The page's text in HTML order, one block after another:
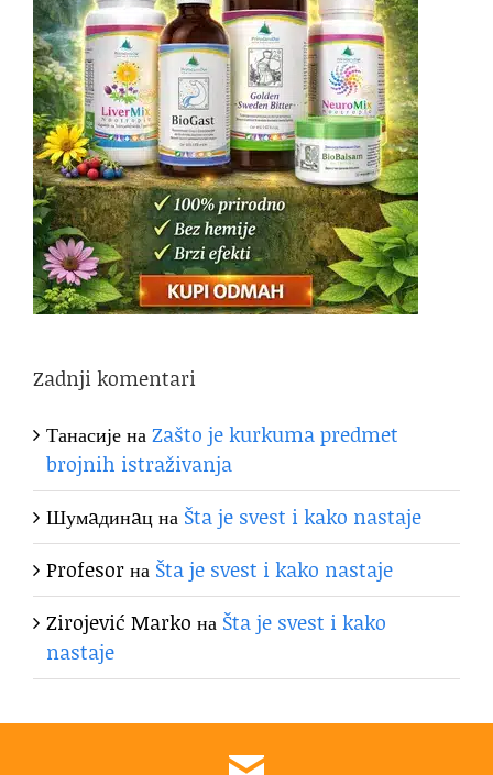
Zadnji komentari
ТанасијенаZašto je kurkuma predmet
brojnih istraživanja
Шумaдинaцна Šta je svest i kako nastaje
Profesorна Šta je svest i kako nastaje
Zirojević Marko на Šta je svest i kako
nastaje